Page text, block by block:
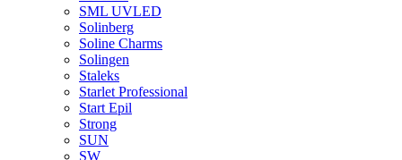
SML UVLED
Solinberg
Soline Charms
Solingen
Staleks
Starlet Professional
Start Epil
Strong
SUN
SW